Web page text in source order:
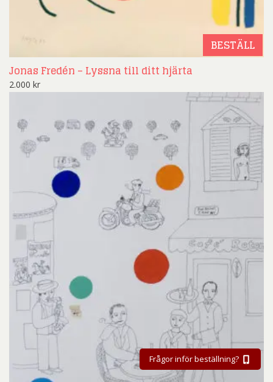
BESTÄLL
Jonas Fredén – Lyssna till ditt hjärta
2.000 kr
Frågor inför beställning?